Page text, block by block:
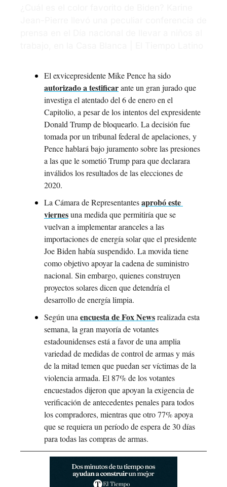
autorizado a testificar ante un gran jurado que
investiga el atentado del 6 de enero en el
Capitolio, a pesar de los intentos del expresidente
Donald Trump de bloquearlo. La decisión fue
tomada por un tribunal federal de apelaciones, y
Pence hablará bajo juramento sobre las presiones
a las que le sometió Trump para que declarara
inválidos los resultados de las elecciones de
2020.
La Cámara de Representantes aprobó este
viernes una medida que permitiría que se
vuelvan a implementar aranceles a las
importaciones de energía solar que el presidente
Joe Biden había suspendido. La movida tiene
como objetivo apoyar la cadena de suministro
nacional. Sin embargo, quienes construyen
proyectos solares dicen que detendría el
desarrollo de energía limpia.
Según una encuesta de Fox News realizada esta
semana, la gran mayoría de votantes
estadounidenses está a favor de una amplia
variedad de medidas de control de armas y más
de la mitad temen que puedan ser víctimas de la
violencia armada. El 87% de los votantes
encuestados dijeron que apoyan la exigencia de
verificación de antecedentes penales para todos
los compradores, mientras que otro 77% apoya
que se requiera un período de espera de 30 días
para todas las compras de armas.